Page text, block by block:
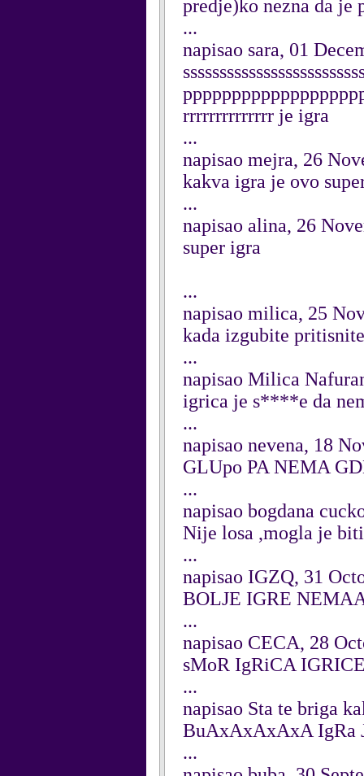
predje)ko nezna da je
...
napisao sara, 01
rrrrrrrrrrrrrr je igra
...
napisao mejra, 26
kakva igra je ovo
...
napisao alina, 26
super igra
...
napisao milica, 25
kada izgubite
...
napisao Milica
igrica je s****e da
...
napisao nevena, 18
GLUpo PA NEMA
...
napisao bogdana
Nije losa ,mogla je
...
napisao IGZQ, 31
BOLJE IGRE
...
napisao CECA, 28
sMoR IgRiCA
...
napisao Sta te briga
BuAxAxAxAxA IgRa
...